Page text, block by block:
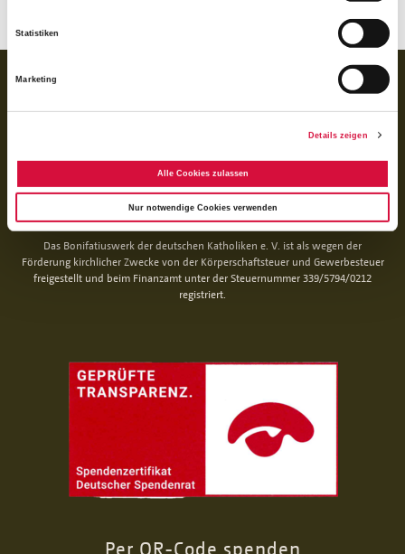
Statistiken
Marketing
Details zeigen
Alle Cookies zulassen
Nur notwendige Cookies verwenden
für Rechnungen (BoniService GmbH):
BIC GENODED1PAX
IBAN DE92 3706 0193 1050 0060 06
Das Bonifatiuswerk der deutschen Katholiken e. V. ist als wegen der
Förderung kirchlicher Zwecke von der Körperschaftsteuer und Gewerbesteuer
freigestellt und beim Finanzamt unter der Steuernummer 339/5794/0212
registriert.
Per QR-Code spenden